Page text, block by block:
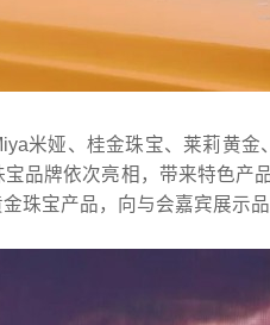
米娅、桂金珠宝、莱莉黄金
品牌依次亮相，带来特色产
珠宝产品，向与会嘉宾展示品